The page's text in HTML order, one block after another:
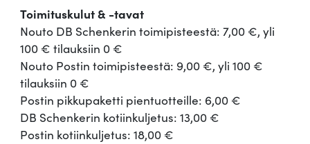
Toimituskulut & -tavat
Nouto DB Schenkerin toimipisteestä: 7,00 €, yli
100 € tilauksiin 0 €
Nouto Postin toimipisteestä: 9,00 €, yli 100 €
tilauksiin 0 €
Postin pikkupaketti pientuotteille: 6,00 €
DB Schenkerin kotiinkuljetus: 13,00 €
Postin kotiinkuljetus: 18,00 €